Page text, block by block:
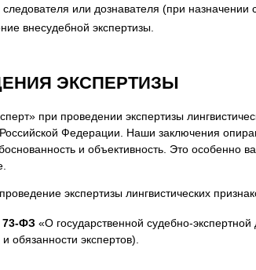
или дознавателя (при назначении
внесудебной экспертизы.
ЭКСПЕРТИЗЫ
при проведении экспертизы
Российской Федерации. Наши заключения
и объективность. Это
экспертизы лингвистических
73-ФЗ «О государственной судебно-
обязанности экспертов).